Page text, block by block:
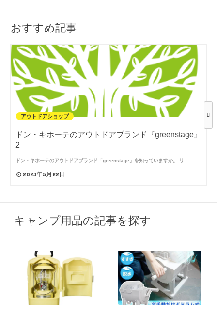
おすすめ記事
アウトドアショップ
ドン・キホーテのアウトドアブランド『greenstage』
2
ドン・キホーテのアウトドアブランド「greenstage」を知っていますか。 リ…
2023年5月22日
キャンプ用品の記事を探す